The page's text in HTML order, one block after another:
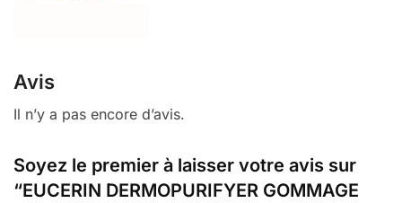
Avis
Il n’y a pas encore d’avis.
Soyez le premier à laisser votre avis sur
“EUCERIN DERMOPURIFYER GOMMAGE